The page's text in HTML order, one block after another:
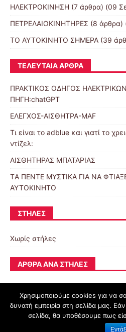
ΗΛΕΚΤΡΟΚΙΝΗΣΗ (7 άρθρα) (09
ΠΕΤΡΕΛΑΙΟΚΙΝΗΤΗΡΕΣ (8 άρθρα)
ΤΟ ΑΥΤΟΚΙΝΗΤΟ ΣΗΜΕΡΑ (39
ΤΕΛΕΥΤΑΊΑ ΆΡΘΡΑ
ΠΡΑΚΤΙΚΟΣ ΟΔΗΓΟΣ
ΠΗΓΗ:chatGPT
ΕΛΕΓΧΟΣ-ΑΙΣΘΗΤΡΑ-MAF
Τι είναι το adblue και γιατί το
ντίζελ:
ΑΙΣΘΗΤΗΡΑΣ ΜΠΑΤΑΡΙΑΣ
TΑ ΠΕΝΤΕ ΜΥΣΤΙΚΑ ΓΙΑ ΝΑ
ΑΥΤΟΚΙΝΗΤΟ
ΣΤΉΛΕΣ
Χωρίς στήλες
ΆΡΘΡΑ ΑΝΆ ΣΤΉΛΕΣ
Χρησιμοποιούμε cookies για να
δυνατή εμπειρία στη σελίδα μας.
σελίδα, θα υποθέσουμε πως